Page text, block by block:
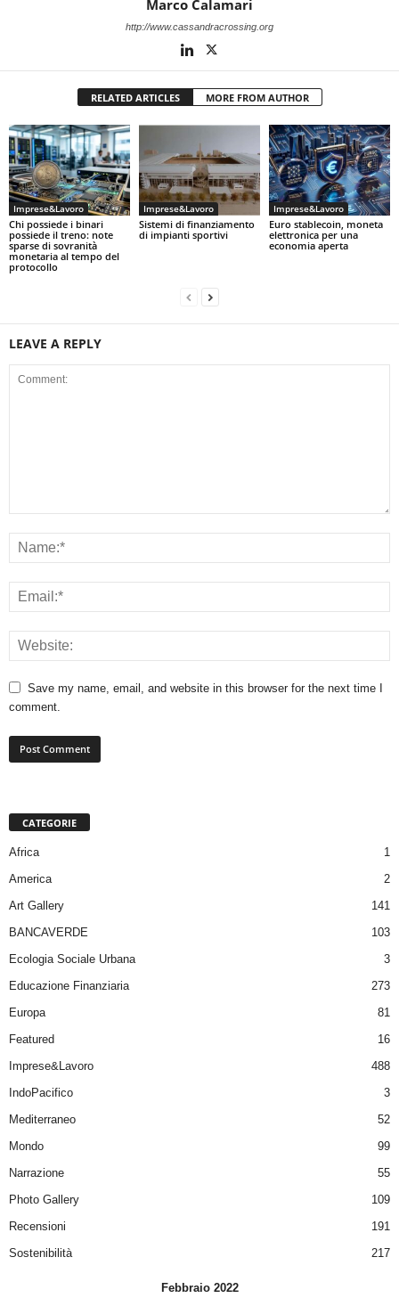
Marco Calamari
http://www.cassandracrossing.org
RELATED ARTICLES MORE FROM AUTHOR
Imprese&Lavoro
Chi possiede i binari
possiede il treno: note
sparse di sovranità
monetaria al tempo del
protocollo
Imprese&Lavoro
Sistemi di finanziamento
di impianti sportivi
Imprese&Lavoro
Euro stablecoin, moneta
elettronica per una
economia aperta
LEAVE A REPLY
Save my name, email, and website in this browser for the next time I
comment.
CATEGORIE
Africa
1
America
2
Art Gallery
141
BANCAVERDE
103
Ecologia Sociale Urbana
3
Educazione Finanziaria
273
Europa
81
Featured
16
Imprese&Lavoro
488
IndoPacifico
3
Mediterraneo
52
Mondo
99
Narrazione
55
Photo Gallery
109
Recensioni
191
Sostenibilità
217
Febbraio 2022